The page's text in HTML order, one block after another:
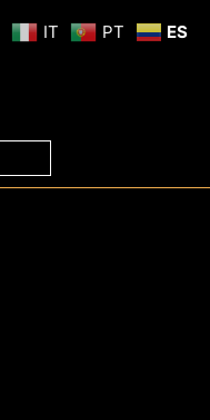
IT PT ES